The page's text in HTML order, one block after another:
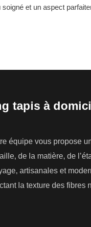
et un aspect
tapis à
équipe vous propose
de la matière, de
artisanales et
la texture des fibres